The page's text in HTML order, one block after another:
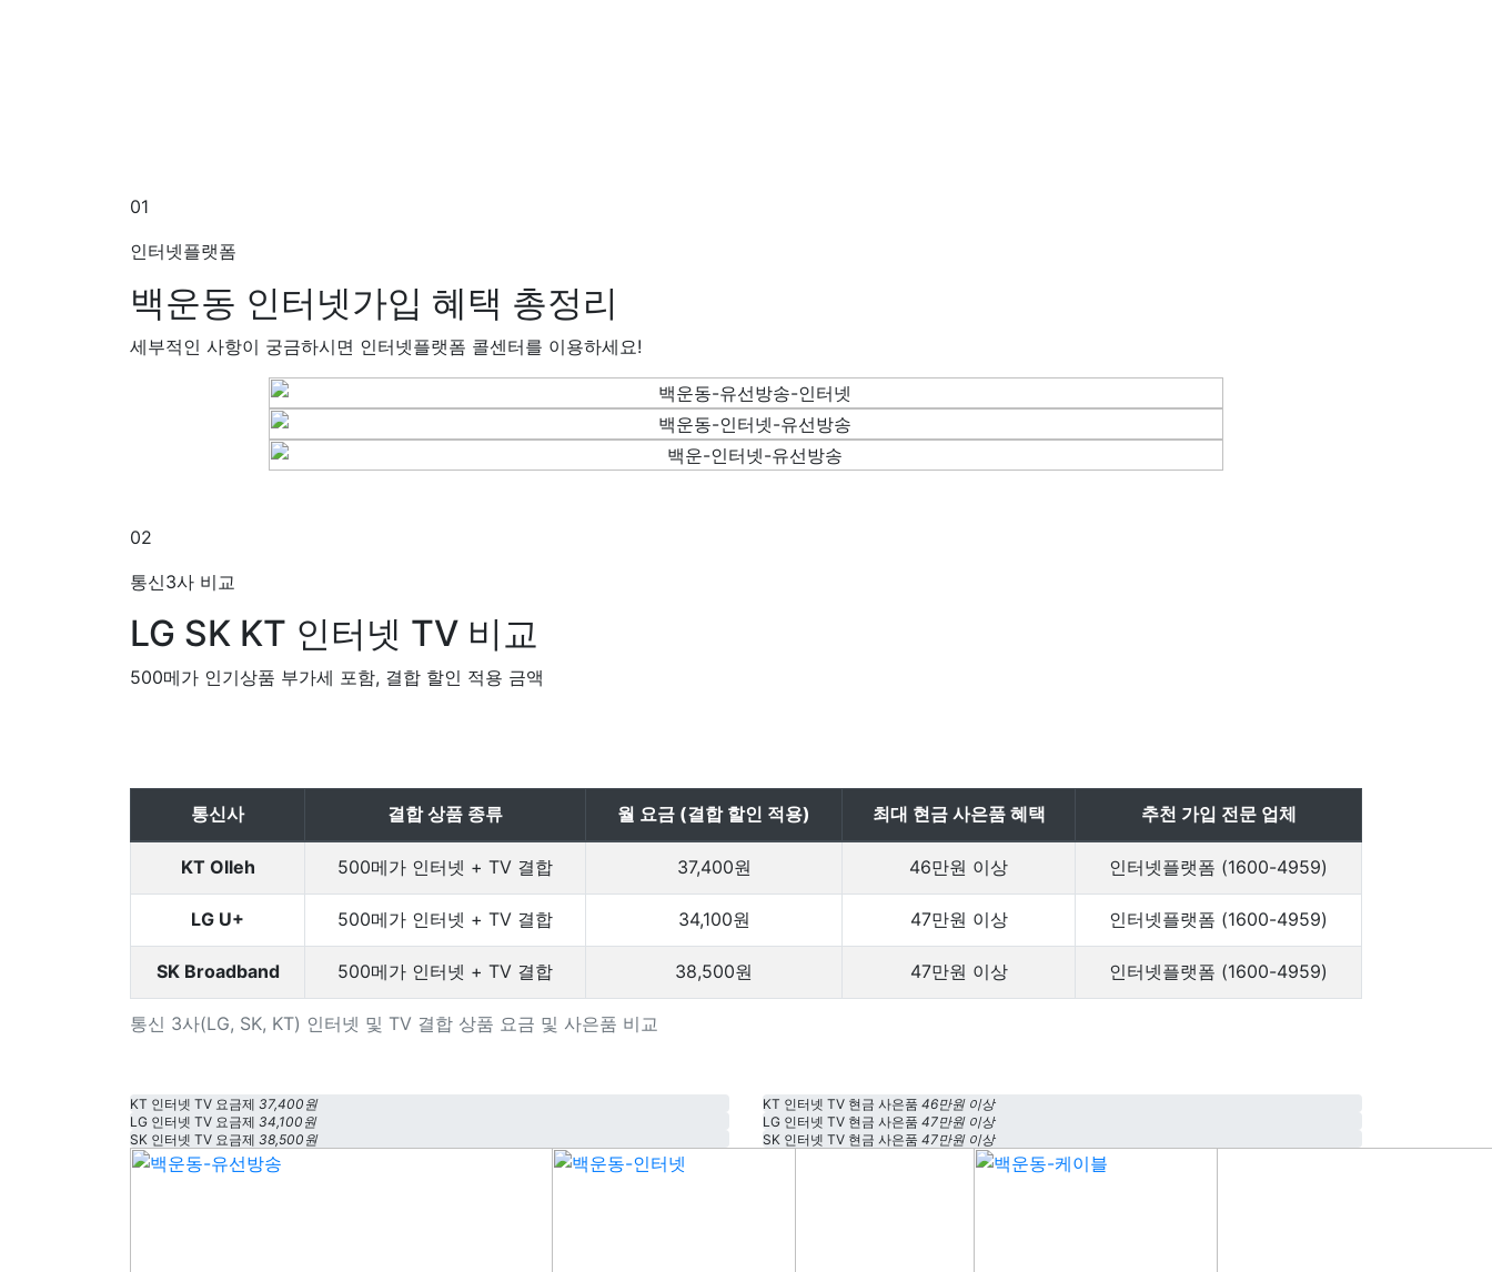
01
인터넷플랫폼
백운동 인터넷가입 혜택 총정리
세부적인 사항이 궁금하시면 인터넷플랫폼 콜센터를 이용하세요!
02
통신3사 비교
LG SK KT 인터넷 TV 비교
500메가 인기상품 부가세 포함, 결합 할인 적용 금액
통신 3사(LG, SK, KT) 인터넷 및 TV 결합 상품 요금 및 사은품 비교
통신사 결합 상품 종류 월 요금 (결합 할인 적용) 최대 현금 사은품 혜택 추천 가입 전문 업체
KT Olleh 500메가 인터넷 + TV 결합 37,400원 46만원 이상 인터넷플랫폼 (1600-4959)
LG U+ 500메가 인터넷 + TV 결합 34,100원 47만원 이상 인터넷플랫폼 (1600-4959)
SK Broadband 500메가 인터넷 + TV 결합 38,500원 47만원 이상 인터넷플랫폼 (1600-4959)
KT 인터넷 TV 요금제 37,400원
LG 인터넷 TV 요금제 34,100원
SK 인터넷 TV 요금제 38,500원
KT 인터넷 TV 현금 사은품 46만원 이상
LG 인터넷 TV 현금 사은품 47만원 이상
SK 인터넷 TV 현금 사은품 47만원 이상